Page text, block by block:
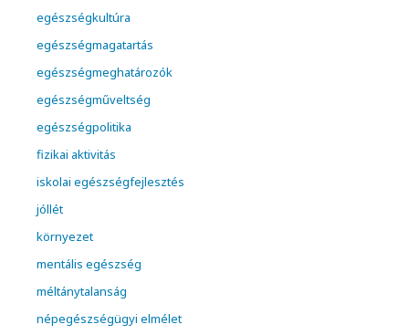
egészségkultúra
egészségmagatartás
egészségmeghatározók
egészségműveltség
egészségpolitika
fizikai aktivitás
iskolai egészségfejlesztés
jóllét
környezet
mentális egészség
méltánytalanság
népegészségügyi elmélet